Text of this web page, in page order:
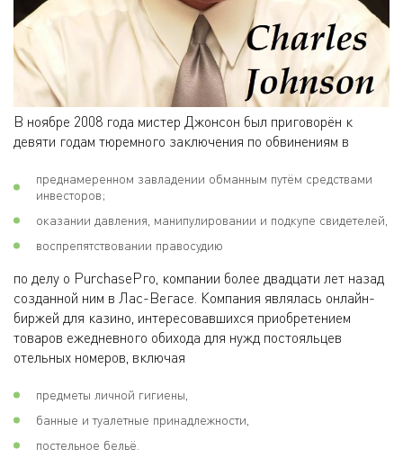
В ноябре 2008 года мистер Джонсон был приговорён к
девяти годам тюремного заключения по обвинениям в
преднамеренном завладении обманным путём средствами
инвесторов;
оказании давления, манипулировании и подкупе свидетелей,
воспрепятствовании правосудию
по делу о PurchaseРго, компании более двадцати лет назад
созданной ним в Лас-Вегасе. Компания являлась онлайн-
биржей для казино, интересовавшихся приобретением
товаров ежедневного обихода для нужд постояльцев
отельных номеров, включая
предметы личной гигиены,
банные и туалетные принадлежности,
постельное бельё.